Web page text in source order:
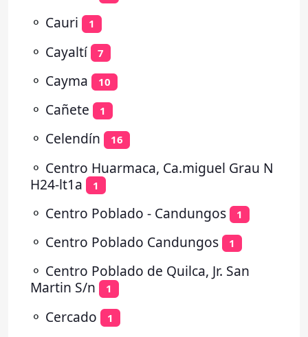
⚬ Cauri 1
⚬ Cayaltí 7
⚬ Cayma 10
⚬ Cañete 1
⚬ Celendín 16
⚬ Centro Huarmaca, Ca.miguel Grau N
H24-lt1a
1
⚬ Centro Poblado - Candungos 1
⚬ Centro Poblado Candungos 1
⚬ Centro Poblado de Quilca, Jr. San
Martin S/n
1
⚬ Cercado 1